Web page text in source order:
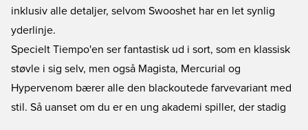
inklusiv alle detaljer, selvom Swooshet har en let synlig
yderlinje.
Specielt Tiempo'en ser fantastisk ud i sort, som en klassisk
støvle i sig selv, men også Magista, Mercurial og
Hypervenom bærer alle den blackoutede farvevariant med
stil. Så uanset om du er en ung akademi spiller, der stadig